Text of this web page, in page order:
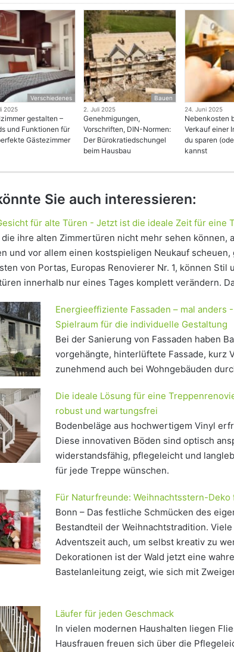
Verschiedenes
2025
gestalten –
und Funktionen für
Gästezimmer
Bauen
2. Juli 2025
Genehmigungen,
Vorschriften, DIN-Normen:
Der Bürokratiedschungel
beim Hausbau
24. Juni 2025
Nebenkosten
Verkauf einer
du sparen
kannst
Sie auch interessieren:
für alte Türen - Jetzt ist die ideale Zeit für eine
die ihre alten Zimmertüren nicht mehr sehen können,
und vor allem einen kostspieligen Neukauf
von Portas, Europas Renovierer Nr. 1, können Stil
innerhalb nur eines Tages komplett verändern.
Energieeffiziente Fassaden – mal anders
Spielraum für die individuelle Gestaltung
Bei der Sanierung von Fassaden haben
vorgehängte, hinterlüftete Fassade, kurz
zunehmend auch bei Wohngebäuden
Die ideale Lösung für eine
robust und wartungsfrei
Bodenbeläge aus hochwertigem Vinyl
Diese innovativen Böden sind optisch
widerstandsfähig, pflegeleicht und
für jede Treppe wünschen.
Für Naturfreunde: Weihnachtsstern-
Bonn – Das festliche Schmücken des
Bestandteil der Weihnachtstradition.
Adventszeit auch, um selbst kreativ zu
Dekorationen ist der Wald jetzt eine
Bastelanleitung zeigt, wie sich mit
Läufer für jeden Geschmack
In vielen modernen Haushalten liegen
Hausfrauen freuen sich über die